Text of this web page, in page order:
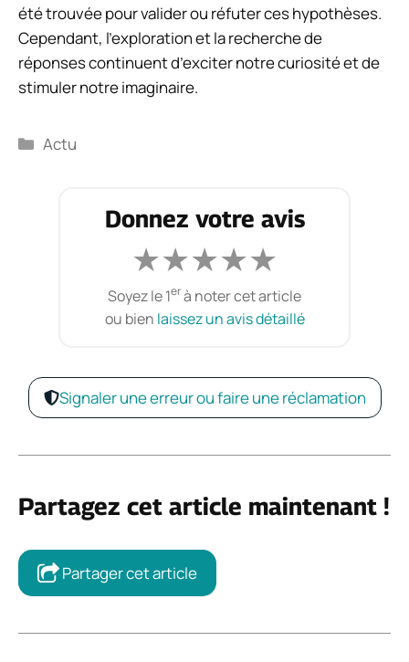
été trouvée pour valider ou réfuter ces hypothèses.
Cependant, l’exploration et la recherche de
réponses continuent d’exciter notre curiosité et de
stimuler notre imaginaire.
Catégories
Actu
Donnez votre avis
★★★★★
Soyez le 1erà noter cet article
ou bien laissez un avis détaillé
Signaler une erreur ou faire une réclamation
Partagez cet article maintenant !
Partager cet article